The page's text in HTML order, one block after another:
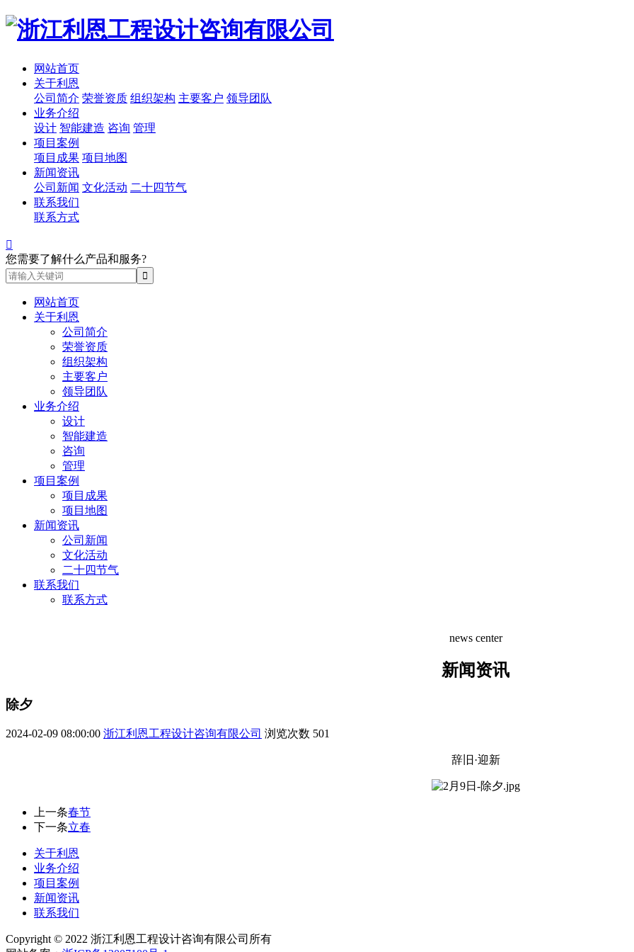
网站首页
关于利恩
公司简介 荣誉资质 组织架构 主要客户 领导团队
业务介绍
设计 智能建造 咨询 管理
项目案例
项目成果 项目地图
新闻资讯
公司新闻 文化活动 二十四节气
联系我们
联系方式

您需要了解什么产品和服务?
网站首页
关于利恩
公司简介
荣誉资质
组织架构
主要客户
领导团队
业务介绍
设计
智能建造
咨询
管理
项目案例
项目成果
项目地图
新闻资讯
公司新闻
文化活动
二十四节气
联系我们
联系方式
news center
新闻资讯
除夕
2024-02-09 08:00:00 浙江利恩工程设计咨询有限公司 浏览次数 501
辞旧·迎新
上一条春节
下一条立春
关于利恩
业务介绍
项目案例
新闻资讯
联系我们
Copyright © 2022 浙江利恩工程设计咨询有限公司所有